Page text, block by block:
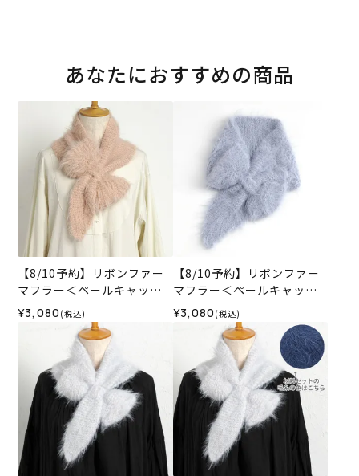
あなたにおすすめの商品
【8/10予約】リボンファー
マフラー＜ペールキャット0
2P＞（編み物 材料セット）
¥3,080 (税込)
【8/10予約】リボンファー
マフラー＜ペールキャット0
3LB＞（編み物 材料セッ
ト）
¥3,080 (税込)